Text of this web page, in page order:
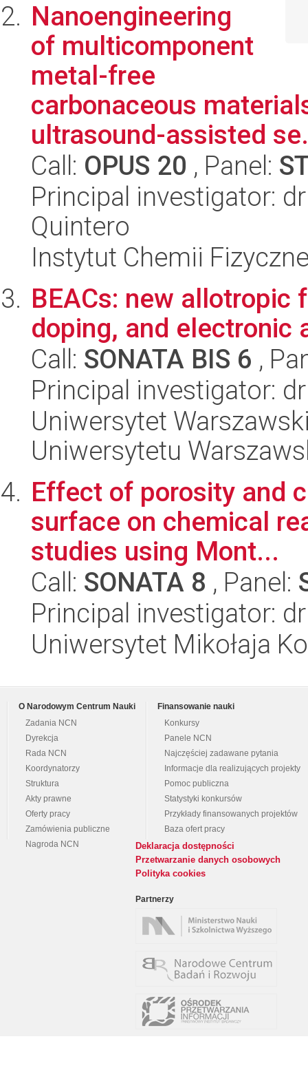
Nanoengineering
of multicomponent
metal-free
carbonaceous
ultrasound-assisted
Call: OPUS 20 , Panel:
Principal investigator:
Quintero
Instytut Chemii
BEACs: new allotropic
doping, and electronic
Call: SONATA BIS 6 ,
Principal investigator:
Uniwersytet
Uniwersytetu
Effect of porosity and
surface on chemical
studies using Mont...
Call: SONATA 8 , Panel:
Principal investigator:
Uniwersytet Mikołaja
O Narodowym Centrum Nauki
Zadania NCN
Dyrekcja
Rada NCN
Koordynatorzy
Struktura
Akty prawne
Oferty pracy
Zamówienia publiczne
Nagroda NCN
Finansowanie nauki
Konkursy
Panele NCN
Najczęściej zadawane pytania
Informacje dla realizujących projekty
Pomoc publiczna
Statystyki konkursów
Przykłady finansowanych projektów
Baza ofert pracy
Deklaracja dostępności
Przetwarzanie danych osobowych
Polityka cookies
Partnerzy